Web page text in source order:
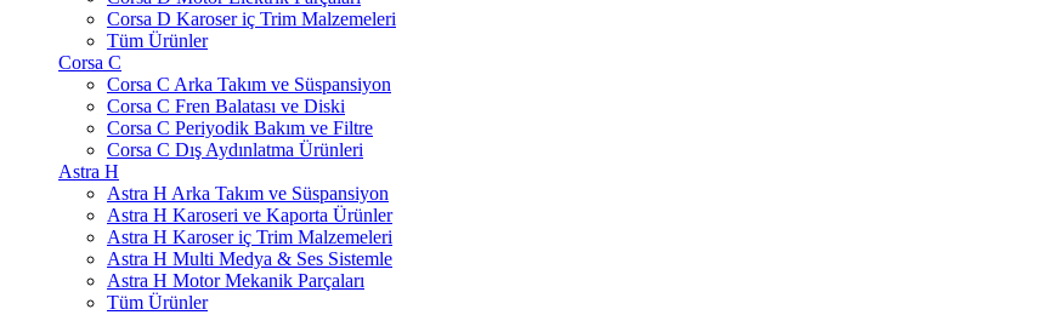
Corsa D Karoser iç Trim Malzemeleri
Tüm Ürünler
Corsa C
Corsa C Arka Takım ve Süspansiyon
Corsa C Fren Balatası ve Diski
Corsa C Periyodik Bakım ve Filtre
Corsa C Dış Aydınlatma Ürünleri
Astra H
Astra H Arka Takım ve Süspansiyon
Astra H Karoseri ve Kaporta Ürünler
Astra H Karoser iç Trim Malzemeleri
Astra H Multi Medya & Ses Sistemle
Astra H Motor Mekanik Parçaları
Tüm Ürünler